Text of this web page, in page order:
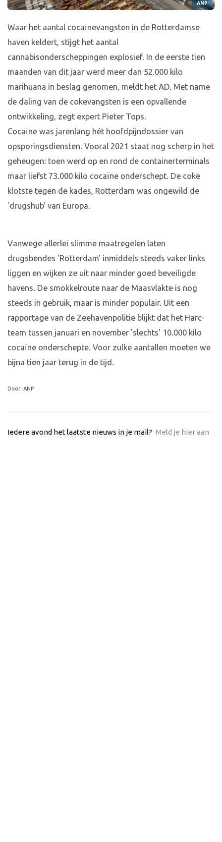
ANP
Waar het aantal cocaïnevangsten in de Rotterdamse
haven keldert, stijgt het aantal
cannabisonderscheppingen explosief. In de eerste tien
maanden van dit jaar werd meer dan 52.000 kilo
marihuana in beslag genomen, meldt het AD. Met name
de daling van de cokevangsten is een opvallende
ontwikkeling, zegt expert Pieter Tops.
Cocaïne was jarenlang hét hoofdpijndossier van
opsporingsdiensten. Vooral 2021 staat nog scherp in het
geheugen: toen werd op en rond de containerterminals
maar liefst 73.000 kilo cocaïne onderschept. De coke
klotste tegen de kades, Rotterdam was ongewild de
'drugshub' van Europa.
Vanwege allerlei slimme maatregelen laten
drugsbendes 'Rotterdam' inmiddels steeds vaker links
liggen en wijken ze uit naar minder goed beveiligde
havens. De smokkelroute naar de Maasvlakte is nog
steeds in gebruik, maar is minder populair. Uit een
rapportage van de Zeehavenpolitie blijkt dat het Harc-
team tussen januari en november 'slechts' 10.000 kilo
cocaïne onderschepte. Voor zulke aantallen moeten we
bijna tien jaar terug in de tijd.
Door: ANP
Iedere avond het laatste nieuws in je mail? Meld je hier aan